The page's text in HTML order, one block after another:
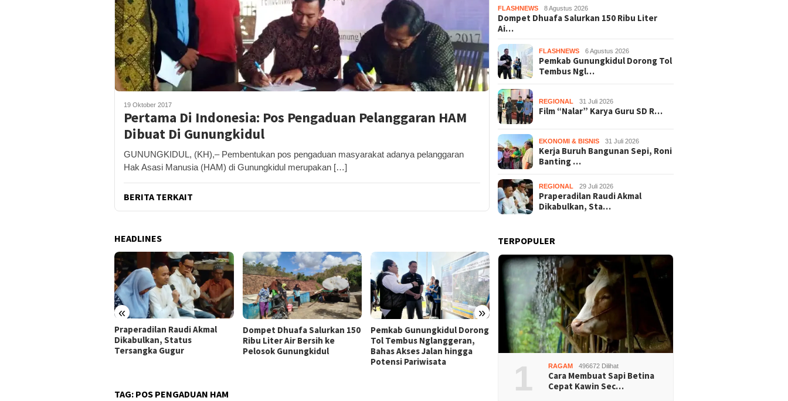
19 Oktober 2017
Pertama Di Indonesia: Pos Pengaduan Pelanggaran HAM
Dibuat Di Gunungkidul
GUNUNGKIDUL, (KH),– Pembentukan pos pengaduan masyarakat adanya pelanggaran
Hak Asasi Manusia (HAM) di Gunungkidul merupakan […]
BERITA TERKAIT
HEADLINES
« »
Praperadilan Raudi Akmal
Dikabulkan, Status
Tersangka Gugur
Dompet Dhuafa Salurkan 150
Ribu Liter Air Bersih ke
Pelosok Gunungkidul
Pemkab Gunungkidul Dorong
Tol Tembus Nglanggeran,
Bahas Akses Jalan hingga
Potensi Pariwisata
Film “Nalar” Karya Guru SD
Raih Juara 1 Lomba Video
Literasi Gunungkidul 2026
Kerja Buruh Bangunan Sepi,
Roni Banting Stir Tanam
Melon Untung Rp40 Juta
TAG: POS PENGADUAN HAM
FLASHNEWS 8 Agustus 2026
Dompet Dhuafa Salurkan 150 Ribu Liter
Ai…
FLASHNEWS 6 Agustus 2026
Pemkab Gunungkidul Dorong Tol
Tembus Ngl…
REGIONAL 31 Juli 2026
Film “Nalar” Karya Guru SD R…
EKONOMI & BISNIS 31 Juli 2026
Kerja Buruh Bangunan Sepi, Roni
Banting …
REGIONAL 29 Juli 2026
Praperadilan Raudi Akmal
Dikabulkan, Sta…
TERPOPULER
1 RAGAM 496672 Dilihat
Cara Membuat Sapi Betina
Cepat Kawin Sec…